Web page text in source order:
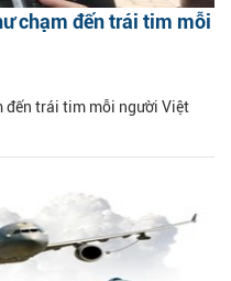
chạm đến trái tim mỗi
đến trái tim mỗi người Việt